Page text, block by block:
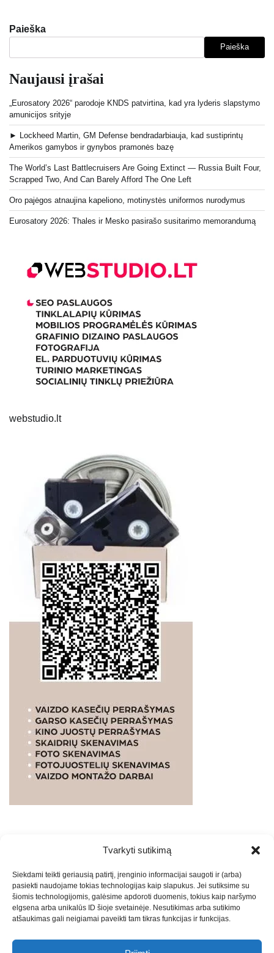
Tvarkyti sutikimą
Siekdami teikti geriausią patirtį, įrenginio informacijai saugoti ir (arba)
pasiekti naudojame tokias technologijas kaip slapukus. Jei sutiksime su
šiomis technologijomis, galėsime apdoroti duomenis, tokius kaip naršymo
elgsena arba unikalūs ID šioje svetainėje. Nesutikimas arba sutikimo
atšaukimas gali neigiamai paveikti tam tikras funkcijas ir funkcijas.
Paieška
Paieška
Naujausi įrašai
„Eurosatory 2026“ parodoje KNDS patvirtina, kad yra lyderis slapstymo
amunicijos srityje
► Lockheed Martin, GM Defense bendradarbiauja, kad sustiprintų
Amerikos gamybos ir gynybos pramonės bazę
The World’s Last Battlecruisers Are Going Extinct — Russia Built Four,
Scrapped Two, And Can Barely Afford The One Left
Oro pajėgos atnaujina kapeliono, motinystės uniformos nurodymus
Eurosatory 2026: Thales ir Mesko pasirašo susitarimo memorandumą
webstudio.lt
PASLAUGOS. SEO tekstų rašymas, turinio kūrimas,
straipsnių rašymas ir talpinimas į mūsų valdomas
svetaines.2026Armijai.LTTheme: Express News ByAdore
Themes.